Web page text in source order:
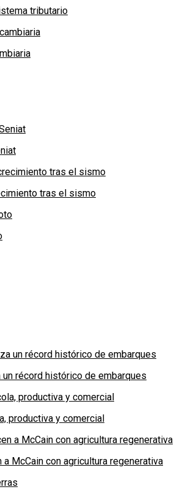
tributario
tras el sismo
récord histórico de embarques
productiva y comercial
McCain con agricultura regenerativa